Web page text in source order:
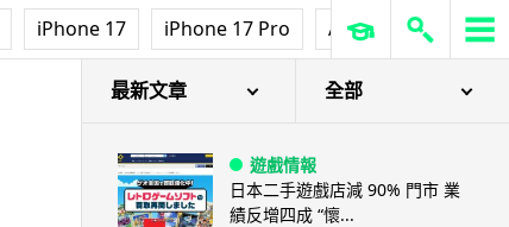
iPhone 17 iPhone 17 Pro AirPods Pro 3
最新文章 全部
遊戲情報
日本二手遊戲店減 90% 門市 業
績反增四成 “懷...